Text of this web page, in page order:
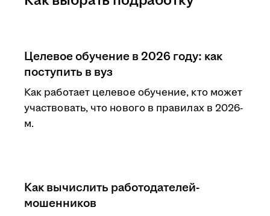
Целевое обучение в 2026 году: как
поступить в вуз
Как работает целевое обучение, кто может
участвовать, что нового в правилах в 2026-
м.
Как вычислить работодателей-
мошенников